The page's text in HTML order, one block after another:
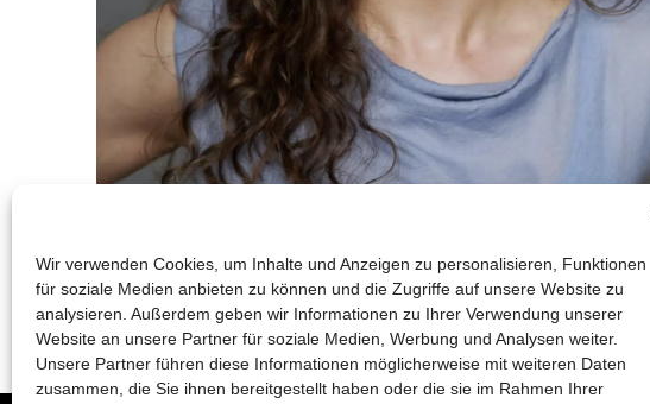
Wir verwenden Cookies, um Inhalte und Anzeigen zu personalisieren, Funktionen
für soziale Medien anbieten zu können und die Zugriffe auf unsere Website zu
analysieren. Außerdem geben wir Informationen zu Ihrer Verwendung unserer
Website an unsere Partner für soziale Medien, Werbung und Analysen weiter.
Unsere Partner führen diese Informationen möglicherweise mit weiteren Daten
zusammen, die Sie ihnen bereitgestellt haben oder die sie im Rahmen Ihrer